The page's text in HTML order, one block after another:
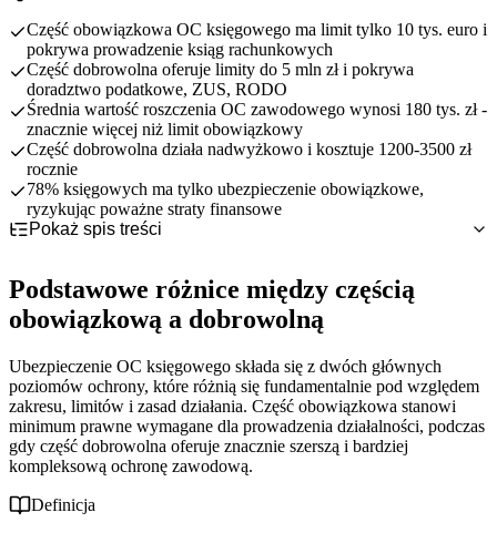
Część obowiązkowa OC księgowego ma limit tylko 10 tys. euro i
pokrywa prowadzenie ksiąg rachunkowych
Część dobrowolna oferuje limity do 5 mln zł i pokrywa
doradztwo podatkowe, ZUS, RODO
Średnia wartość roszczenia OC zawodowego wynosi 180 tys. zł -
znacznie więcej niż limit obowiązkowy
Część dobrowolna działa nadwyżkowo i kosztuje 1200-3500 zł
rocznie
78% księgowych ma tylko ubezpieczenie obowiązkowe,
ryzykując poważne straty finansowe
Pokaż spis treści
Wymogi prawne i dobrowolność wyboru
Zasady działania - occurrence vs claims made
Charakter nadwyżkowy części dobrowolnej
Szczegółowe porównanie części obowiązkowej i dobrowolnej
Limity odpowiedzialności i sumy ubezpieczenia
Zakres ochrony ubezpieczeniowej
Wyłączenia i ograniczenia odpowiedzialności
Zakres ochrony w części dobrowolnej
Sekcja II - Prowadzenie ksiąg podatkowych i doradztwo
Sekcja III - ZUS i doradztwo kadrowo-płacowe
Sekcje IV i V - Ochrona karno-skarbowa oraz RODO i Cyber
Koszty i składki - analiza opłacalności
Wysokość składek w zależności od zakresu ochrony
Analiza kosztów vs potencjalnych strat
Czynniki wpływające na wysokość składki
Jak wybrać odpowiedni zakres ubezpieczenia OC księgowego
Ocena profilu ryzyka własnej działalności
Kryteria wyboru optymalnego zakresu ochrony
Najważniejsze błędy w wyborze ubezpieczenia
Podstawowe różnice między częścią
obowiązkową a dobrowolną
Ubezpieczenie OC księgowego składa się z dwóch głównych
poziomów ochrony, które różnią się fundamentalnie pod względem
zakresu, limitów i zasad działania. Część obowiązkowa stanowi
minimum prawne wymagane dla prowadzenia działalności, podczas
gdy część dobrowolna oferuje znacznie szerszą i bardziej
kompleksową ochronę zawodową.
Definicja